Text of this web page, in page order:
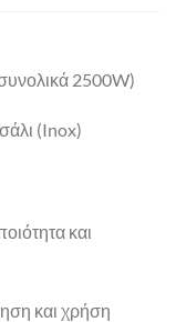
2500W)
(Inox)
και
και χρήση